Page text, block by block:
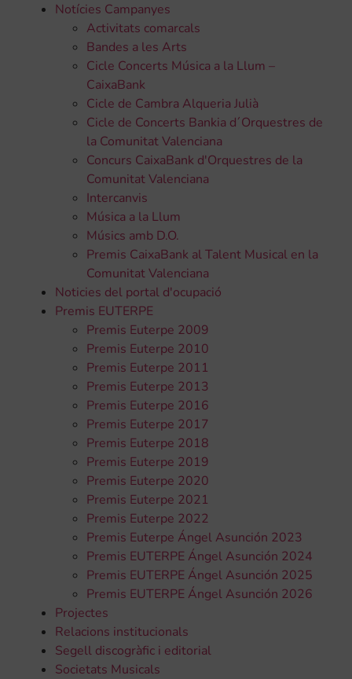
Notícies Campanyes
Activitats comarcals
Bandes a les Arts
Cicle Concerts Música a la Llum –
CaixaBank
Cicle de Cambra Alqueria Julià
Cicle de Concerts Bankia d´Orquestres de
la Comunitat Valenciana
Concurs CaixaBank d'Orquestres de la
Comunitat Valenciana
Intercanvis
Música a la Llum
Músics amb D.O.
Premis CaixaBank al Talent Musical en la
Comunitat Valenciana
Noticies del portal d'ocupació
Premis EUTERPE
Premis Euterpe 2009
Premis Euterpe 2010
Premis Euterpe 2011
Premis Euterpe 2013
Premis Euterpe 2016
Premis Euterpe 2017
Premis Euterpe 2018
Premis Euterpe 2019
Premis Euterpe 2020
Premis Euterpe 2021
Premis Euterpe 2022
Premis Euterpe Ángel Asunción 2023
Premis EUTERPE Ángel Asunción 2024
Premis EUTERPE Ángel Asunción 2025
Premis EUTERPE Ángel Asunción 2026
Projectes
Relacions institucionals
Segell discogràfic i editorial
Societats Musicals